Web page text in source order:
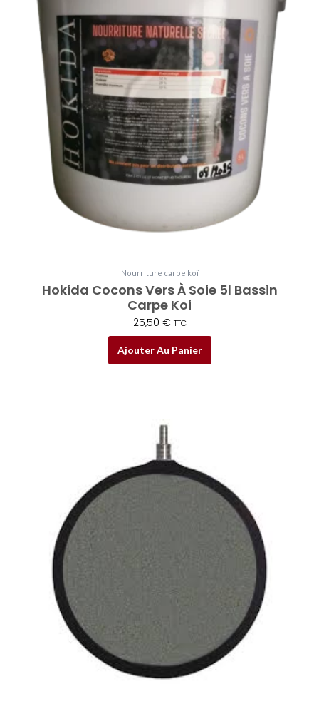
Nourriture carpe koï
Hokida Cocons Vers À Soie 5l Bassin
Carpe Koi
25,50 € TTC
Ajouter Au Panier